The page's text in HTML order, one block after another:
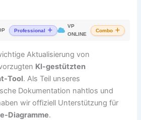
Professional
VP
ONLINE
Combo
Aktualisierung von
KI-gestützten
Tool. Als Teil unseres
Dokumentation nahtlos und
wir offiziell Unterstützung für
Diagramme.